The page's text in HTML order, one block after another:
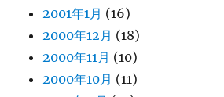
2001年1月 (16)
2000年12月 (18)
2000年11月 (10)
2000年10月 (11)